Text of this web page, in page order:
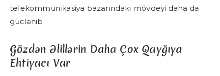
telekommunikasiya bazarındakı mövqeyi daha da
güclənib.
Gözdən Əlillərin Daha Çox Qayğıya
Ehtiyacı Var